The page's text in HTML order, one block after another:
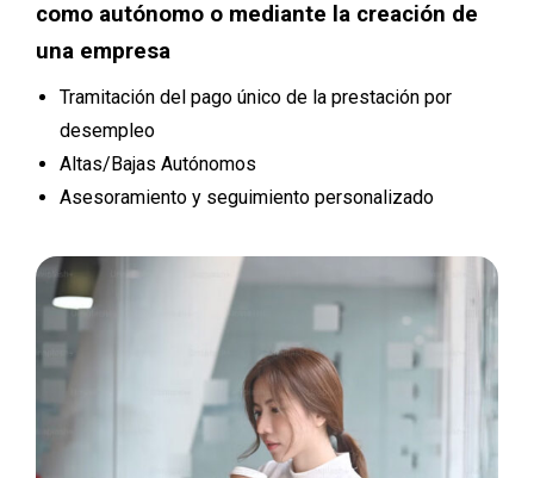
como autónomo o mediante la creación de
una empresa
Tramitación del pago único de la prestación por
desempleo
Altas/Bajas Autónomos
Asesoramiento y seguimiento personalizado